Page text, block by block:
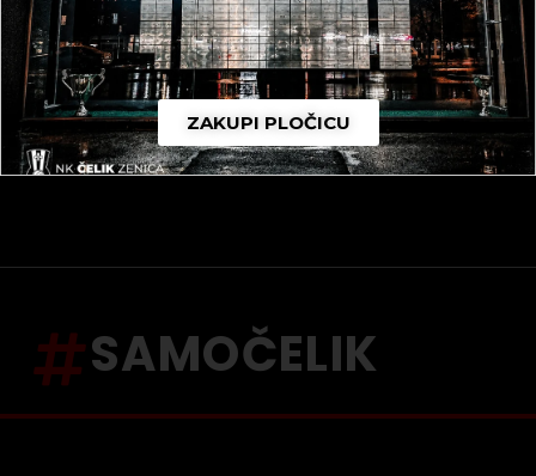
SAMOČELIK
ZAKUPI PLOČICU